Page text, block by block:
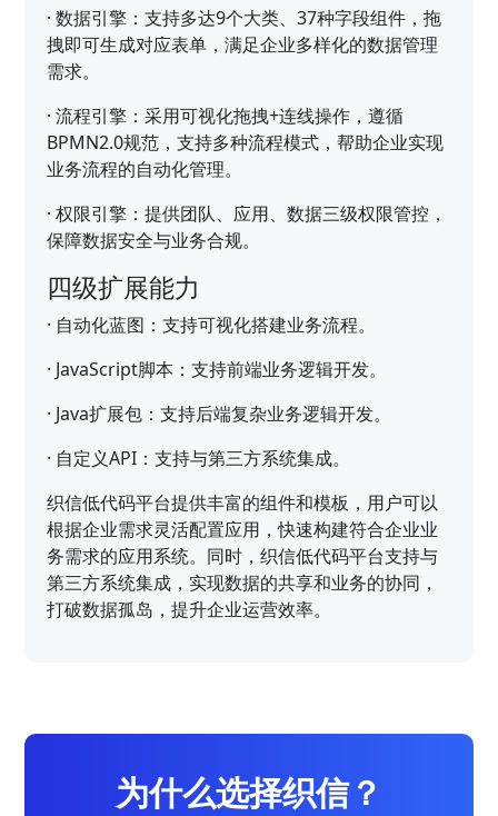
·数据引擎：支持多达9个大类、37种字段组件，拖
拽即可生成对应表单，满足企业多样化的数据管理
需求。
·流程引擎：采用可视化拖拽+连线操作，遵循
BPMN2.0规范，支持多种流程模式，帮助企业实现
业务流程的自动化管理。
·权限引擎：提供团队、应用、数据三级权限管控，
保障数据安全与业务合规。
四级扩展能力
· 自动化蓝图：支持可视化搭建业务流程。
· JavaScript脚本：支持前端业务逻辑开发。
· Java扩展包：支持后端复杂业务逻辑开发。
· 自定义API：支持与第三方系统集成。
织信低代码平台提供丰富的组件和模板，用户可以
根据企业需求灵活配置应用，快速构建符合企业业
务需求的应用系统。同时，织信低代码平台支持与
第三方系统集成，实现数据的共享和业务的协同，
打破数据孤岛，提升企业运营效率。
为什么选择织信？